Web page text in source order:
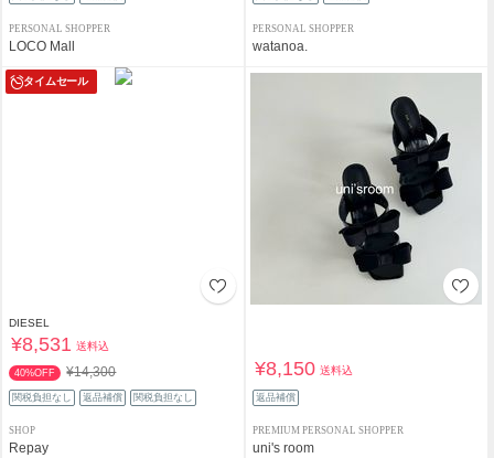
PERSONAL SHOPPER
LOCO Mall
PERSONAL SHOPPER
watanoa.
タイムセール
DIESEL
¥8,531 送料込
40%OFF ¥14,300
関税負担なし 返品補償 関税負担なし
SHOP
Repay
¥8,150 送料込
返品補償
PREMIUM PERSONAL SHOPPER
uni's room